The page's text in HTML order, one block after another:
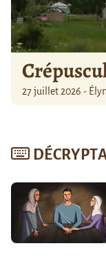
27 juillet 2026 -